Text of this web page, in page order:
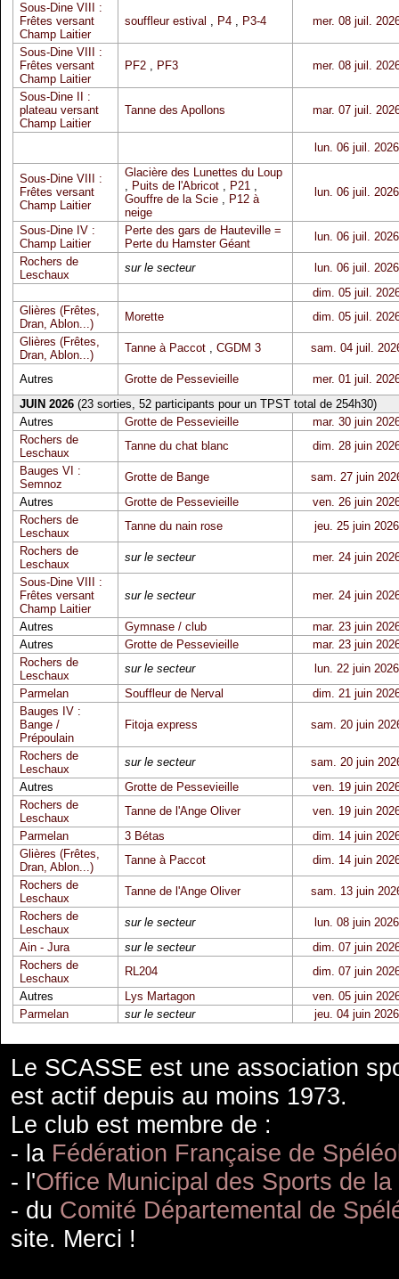
Sous-Dine VIII :
Frêtes versant
Champ Laitier
souffleur estival , P4, P3-4 mer. 08 juil.
Sous-Dine VIII :
Frêtes versant
Champ Laitier
PF2, PF3 mer. 08 juil.
Sous-Dine II :
plateau versant
Champ Laitier
Tanne des Apollons mar. 07 juil.
lun. 06 juil. 2026
Sous-Dine VIII :
Frêtes versant
Champ Laitier
Glacière des Lunettes du Loup
, Puits de l'Abricot, P21,
Gouffre de la Scie, P12 à
neige
lun. 06 juil. 2026
Sous-Dine IV :
Champ Laitier
Perte des gars de Hauteville =
Perte du Hamster Géant
lun. 06 juil. 2026
Rochers de
Leschaux
sur le secteur
lun. 06 juil. 2026
dim. 05 juil.
Glières (Frêtes,
Dran, Ablon...)
Morette
dim. 05 juil.
Glières (Frêtes,
Dran, Ablon...)
Tanne à Paccot, CGDM 3 sam. 04 juil.
Autres Grotte de Pessevieille
mer. 01 juil.
JUIN 2026(23 sorties, 52 participants pour un TPST total de 254h30)
Autres
Grotte de Pessevieille
mar. 30 juin
Rochers de
Leschaux
Tanne du chat blanc
dim. 28 juin
Bauges VI :
Semnoz
Grotte de Bange
sam. 27 juin
Autres
Grotte de Pessevieille
ven. 26 juin
Rochers de
Leschaux
Tanne du nain rose
jeu. 25 juin 2026
Rochers de
Leschaux
sur le secteur
mer. 24 juin
Sous-Dine VIII :
Frêtes versant
Champ Laitier
sur le secteur mer. 24 juin
Autres Gymnase / club
mar. 23 juin
Autres
Grotte de Pessevieille
mar. 23 juin
Rochers de
Leschaux
sur le secteur
lun. 22 juin 2026
Parmelan
Souffleur de Nerval
dim. 21 juin
Bauges IV :
Bange /
Prépoulain
Fitoja express sam. 20 juin
Rochers de
Leschaux
sur le secteur
sam. 20 juin
Autres
Grotte de Pessevieille
ven. 19 juin
Rochers de
Leschaux
Tanne de l'Ange Oliver
ven. 19 juin
Parmelan
3 Bétas
dim. 14 juin
Glières (Frêtes,
Dran, Ablon...)
Tanne à Paccot
dim. 14 juin
Rochers de
Leschaux
Tanne de l'Ange Oliver
sam. 13 juin
Rochers de
Leschaux
sur le secteur
lun. 08 juin 2026
Ain - Jura
sur le secteur
dim. 07 juin
Rochers de
Leschaux
RL204
dim. 07 juin
Autres
Lys Martagon
ven. 05 juin
Parmelan
sur le secteur jeu. 04 juin 2026
Le SCASSE est une association
est actif depuis au moins 1973.
Le club est membre de :
- la Fédération Française de
- l'Office Municipal des Sports de
- du Comité Départemental de
site. Merci !